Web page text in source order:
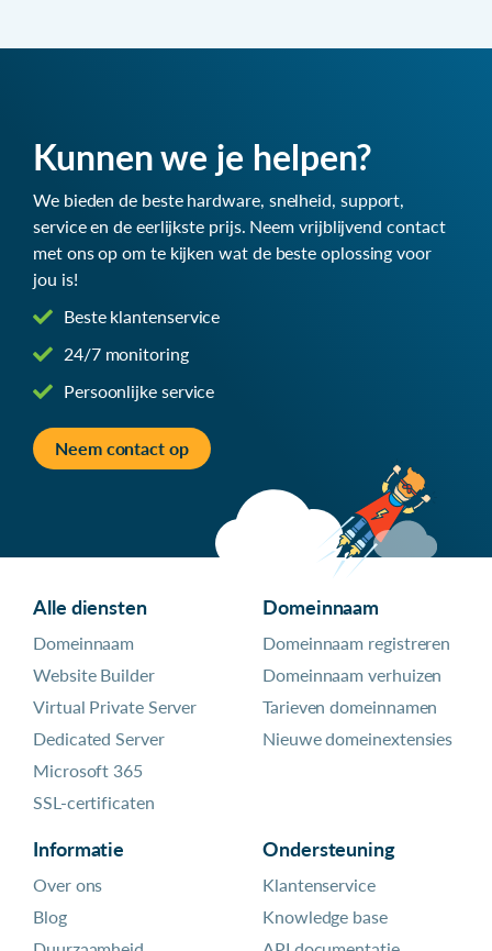
Kunnen we je helpen?
We bieden de beste hardware, snelheid, support,
service en de eerlijkste prijs. Neem vrijblijvend contact
met ons op om te kijken wat de beste oplossing voor
jou is!
Beste klantenservice
24/7 monitoring
Persoonlijke service
Neem contact op
Alle diensten
Domeinnaam
Website Builder
Virtual Private Server
Dedicated Server
Microsoft 365
SSL-certificaten
Domeinnaam
Domeinnaam registreren
Domeinnaam verhuizen
Tarieven domeinnamen
Nieuwe domeinextensies
Informatie
Over ons
Blog
Ondersteuning
Klantenservice
Knowledge base